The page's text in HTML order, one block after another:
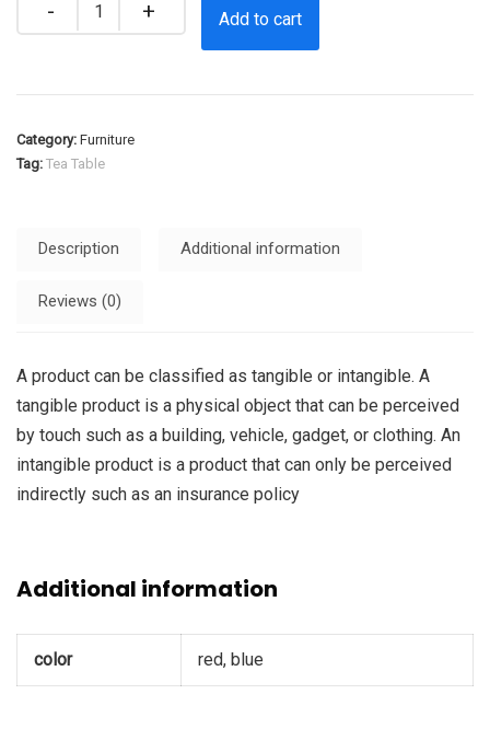
Add to cart
Category: Furniture
Tag: Tea Table
Description Additional information
Reviews (0)
A product can be classified as tangible or intangible. A
tangible product is a physical object that can be perceived
by touch such as a building, vehicle, gadget, or clothing. An
intangible product is a product that can only be perceived
indirectly such as an insurance policy
Additional information
color red, blue